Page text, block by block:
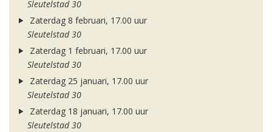
Sleutelstad 30
Zaterdag 8 februari, 17.00 uur
Sleutelstad 30
Zaterdag 1 februari, 17.00 uur
Sleutelstad 30
Zaterdag 25 januari, 17.00 uur
Sleutelstad 30
Zaterdag 18 januari, 17.00 uur
Sleutelstad 30